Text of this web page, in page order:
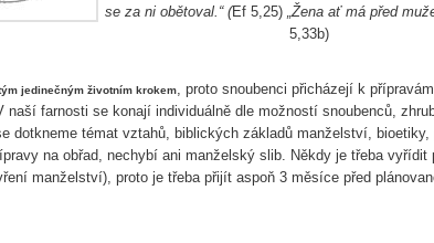
se za ni obětoval.“ (Ef 5,25) „Žena ať má před
5,33b)
jedinečným životním krokem, proto snoubenci přicházejí k
naší farnosti se konají individuálně dle možností snoubenců,
dotkneme témat vztahů, biblických základů manželství, bioetiky,
na obřad, nechybí ani manželský slib. Někdy je třeba vyřídit
manželství), proto je třeba přijít aspoň 3 měsíce před